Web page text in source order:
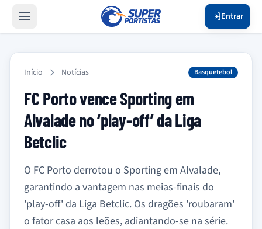
Entrar
Início Notícias Basquetebol
FC Porto vence Sporting em
Alvalade no ‘play-off’ da Liga
Betclic
O FC Porto derrotou o Sporting em Alvalade,
garantindo a vantagem nas meias-finais do
'play-off' da Liga Betclic. Os dragões 'roubaram'
o fator casa aos leões, adiantando-se na série.